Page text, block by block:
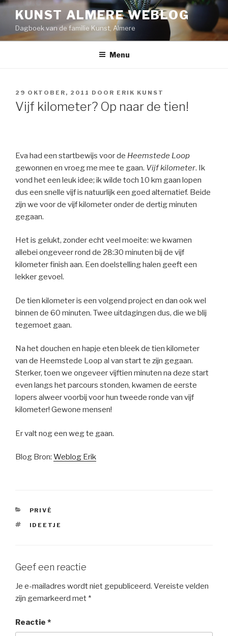
Naar
inhoud
springen
KUNST ALMERE WEBLOG
Dagboek van de familie Kunst, Almere
Menu
GEPLAATST
OP
29 OKTOBER, 2011 DOOR ERIK KUNST
Vijf kilometer? Op naar de tien!
Eva had een startbewijs voor de Heemstede Loop
gewonnen en vroeg me mee te gaan. Vijf kilometer. Ik
vond het een leuk idee; ik wilde toch 10 km gaan lopen
dus een snelle vijf is natuurlijk een goed alternatief. Beide
zijn we voor de vijf kilometer onder de dertig minuten
gegaan.
Het is gelukt, zonder echt veel moeite: we kwamen
allebei ongeveer rond de 28:30 minuten bij de vijf
kilometer finish aan. Een doelstelling halen geeft een
lekker gevoel.
De tien kilometer is een volgend project en dan ook wel
binnen de 60 minuten. Twee uitdagingen dus, die we blij
tegemoet gaan.
Na het douchen en hapje eten bleek de tien kilometer
van de Heemstede Loop al van start te zijn gegaan.
Sterker, toen we ongeveer vijftien minuten na deze start
even langs het parcours stonden, kwamen de eerste
lopers alweer voorbij voor hun tweede ronde van vijf
kilometer! Gewone mensen!
Er valt nog een weg te gaan.
Blog Bron: Weblog Erik
CATEGORIEËN
PRIVÉ
TAGS
IDEETJE
Geef een reactie
Je e-mailadres wordt niet gepubliceerd. Vereiste velden
zijn gemarkeerd met *
Reactie *